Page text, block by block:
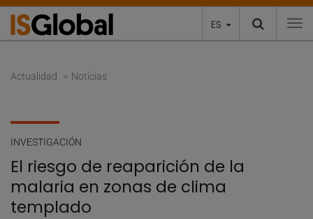
ES
Actualidad Noticias
INVESTIGACIÓN
El riesgo de reaparición de la
malaria en zonas de clima
templado